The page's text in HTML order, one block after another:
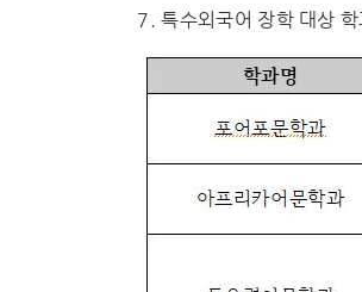
7. 특수외국어 장학 대상